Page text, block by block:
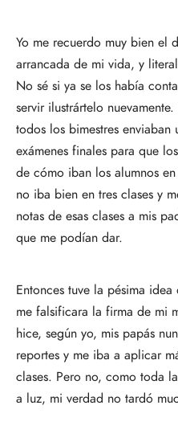
Yo me recuerdo muy bien el
arrancada de mi vida, y
No sé si ya se los había
servir ilustrártelo
todos los bimestres
exámenes finales para que
de cómo iban los alumnos
no iba bien en tres clases y
notas de esas clases a mis
que me podían dar.
Entonces tuve la pésima
me falsificara la firma de mi
hice, según yo, mis papás
reportes y me iba a aplicar
clases. Pero no, como toda
a luz, mi verdad no tardó